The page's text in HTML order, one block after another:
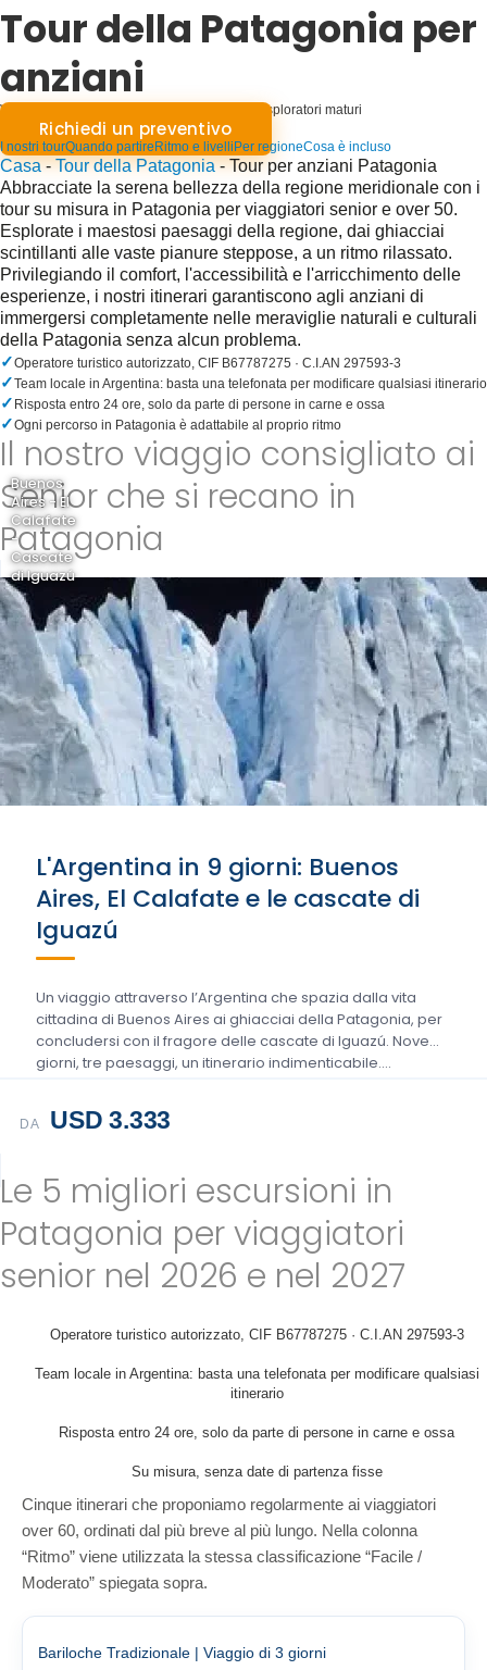
Tour della Patagonia per
anziani
Viaggi di grazia: Patagonia per anziani, per esploratori maturi
Richiedi un preventivo
I nostri tourQuando partire Ritmo e livelli Per regioneCosa è incluso
Casa-Tour della Patagonia-Tour per anziani Patagonia
Abbracciate la serena bellezza della regione meridionale con i
tour su misura in Patagonia per viaggiatori senior e over 50.
Esplorate i maestosi paesaggi della regione, dai ghiacciai
scintillanti alle vaste pianure steppose, a un ritmo rilassato.
Privilegiando il comfort, l'accessibilità e l'arricchimento delle
esperienze, i nostri itinerari garantiscono agli anziani di
immergersi completamente nelle meraviglie naturali e culturali
della Patagonia senza alcun problema.
✓Operatore turistico autorizzato, CIF B67787275 · C.I.AN 297593-3
✓Team locale in Argentina: basta una telefonata per modificare qualsiasi itinerario
✓ Risposta entro 24 ore, solo da parte di persone in carne e ossa
✓Ogni percorso in Patagonia è adattabile al proprio ritmo
Il nostro viaggio consigliato ai
Senior che si recano in
Patagonia
Buenos
Aires - El
Calafate
-
Cascate
di Iguazú
L'Argentina in 9 giorni: Buenos
Aires, El Calafate e le cascate di
Iguazú
Un viaggio attraverso l’Argentina che spazia dalla vita
cittadina di Buenos Aires ai ghiacciai della Patagonia, per
concludersi con il fragore delle cascate di Iguazú. Nove
giorni, tre paesaggi, un itinerario indimenticabile….
DA USD 3.333
Le 5 migliori escursioni in
Patagonia per viaggiatori
senior nel 2026 e nel 2027
Operatore turistico autorizzato, CIF B67787275 · C.I.AN 297593-3
Team locale in Argentina: basta una telefonata per modificare qualsiasi
itinerario
Risposta entro 24 ore, solo da parte di persone in carne e ossa
Su misura, senza date di partenza fisse
Cinque itinerari che proponiamo regolarmente ai viaggiatori
over 60, ordinati dal più breve al più lungo. Nella colonna
“Ritmo” viene utilizzata la stessa classificazione “Facile /
Moderato” spiegata sopra.
Bariloche Tradizionale | Viaggio di 3 giorni